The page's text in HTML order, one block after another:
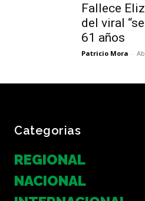
Fallece
del viral
61 años
Patricio Mora -
Categorias
REGIONAL
NACIONAL